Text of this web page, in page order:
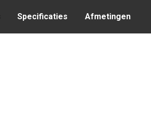
Specificaties Afmetingen